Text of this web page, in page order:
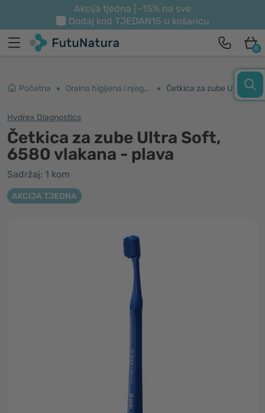
Akcija tjedna | -15% na sve
Dodaj kod TJEDAN15 u košaricu
0
Početna Oralna higijena i njega zubi Četkica za zube Ultra Soft, 6580 vlakana - plava
Hydrex Diagnostics
Četkica za zube Ultra Soft,
6580 vlakana - plava
Sadržaj: 1 kom
AKCIJA TJEDNA